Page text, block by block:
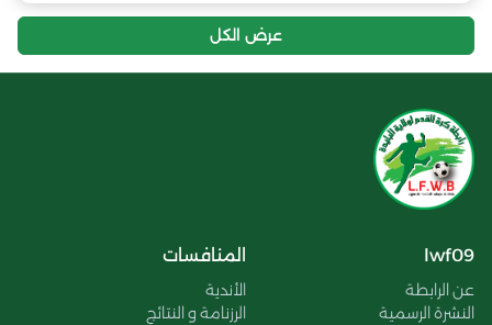
عرض الكل
lwf09
عن الرابطة
النشرة الرسمية
المنافسات
الأندية
الرزنامة و النتائج